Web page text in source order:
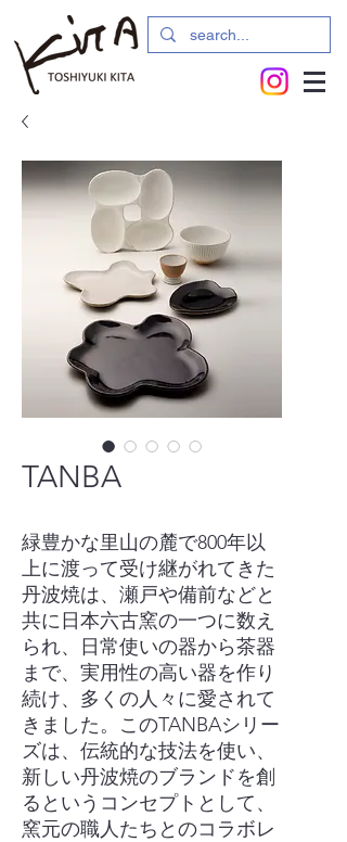
TANBA
緑豊かな里山の麓で800年以
上に渡って受け継がれてきた
丹波焼は、瀬戸や備前などと
共に日本六古窯の一つに数え
られ、日常使いの器から茶器
まで、実用性の高い器を作り
続け、多くの人々に愛されて
きました。このTANBAシリー
ズは、伝統的な技法を使い、
新しい丹波焼のブランドを創
るというコンセプトとして、
窯元の職人たちとのコラボレ